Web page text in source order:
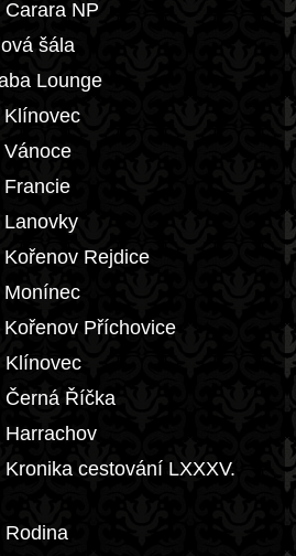
NP
šála
Lounge
Klínovec
Rejdice
Monínec
Příchovice
Klínovec
Černá Říčka
cestování LXXXV.
Rodina